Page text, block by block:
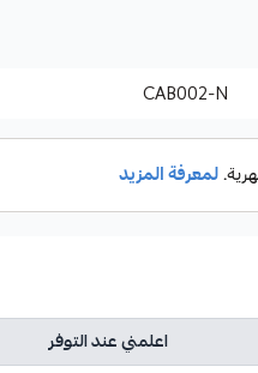
CAB002-N
اعلمني عند التوفر